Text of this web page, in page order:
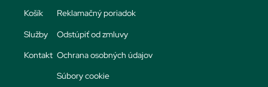
Košík
Služby
Kontakt
Reklamačný poriadok
Odstúpiť od zmluvy
Ochrana osobných údajov
Súbory cookie